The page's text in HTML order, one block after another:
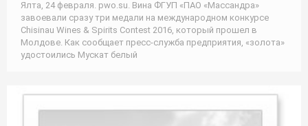
Ялта, 24 февраля. pwo.su. Вина ФГУП «ПАО «Массандра»
завоевали сразу три медали на международном конкурсе
Chisinau Wines & Spirits Contest 2016, который прошел в
Молдове. Как сообщает пресс-служба предприятия, «золота»
удостоились Мускат белый